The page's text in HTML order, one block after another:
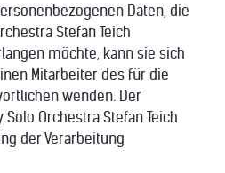
Daten, die
Stefan Teich
möchte, kann sie sich
Mitarbeiter des für die
wenden. Der
Orchestra Stefan Teich
der Verarbeitung